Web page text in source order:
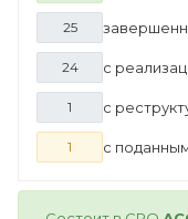
25
24 с
1 с
1 с